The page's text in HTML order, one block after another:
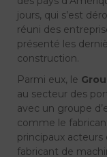
jours, qui s’est
réuni des
présenté les
construction.
Parmi eux, le
au secteur des
avec un groupe
comme le
principaux
fabricant de